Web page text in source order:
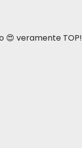
😍 veramente TOP!